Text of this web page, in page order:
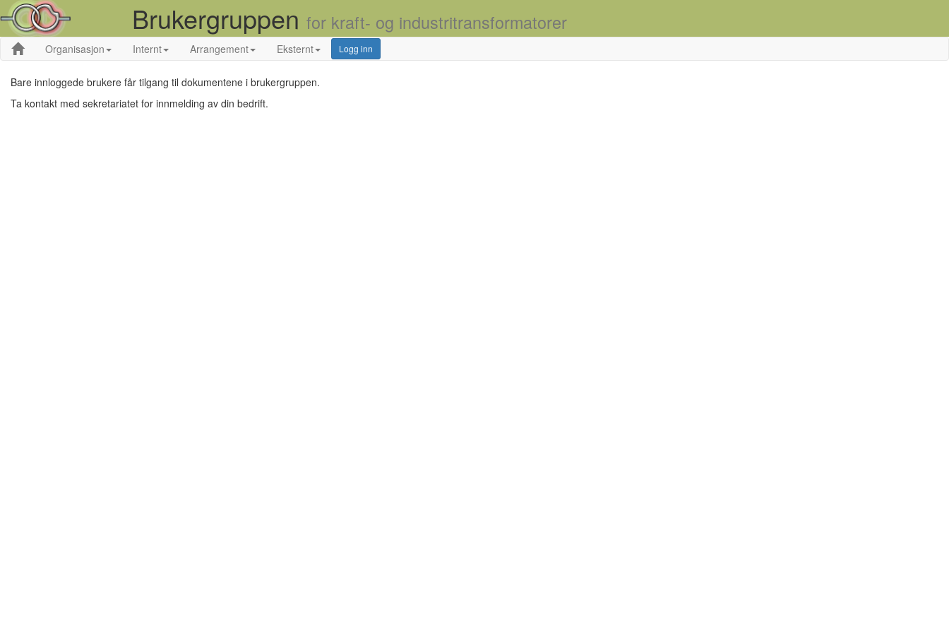
Brukergruppen for kraft- og industritransformatorer
Organisasjon Internt Arrangement Eksternt Logg inn
Bare innloggede brukere får tilgang til dokumentene i brukergruppen.
Ta kontakt med sekretariatet for innmelding av din bedrift.